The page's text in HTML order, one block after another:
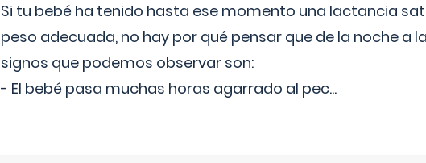
Si tu bebé ha tenido hasta ese momento una lactancia
peso adecuada, no hay por qué pensar que de la noche a
signos que podemos observar son:
- El bebé pasa muchas horas agarrado al pec...